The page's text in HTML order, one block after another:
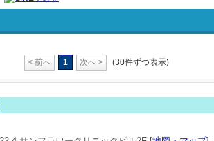
< 前へ 1 次へ > (30件ずつ表示)